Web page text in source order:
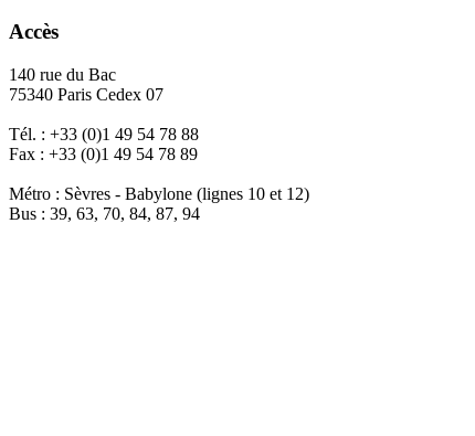
Accès
140 rue du Bac
75340 Paris Cedex 07
Tél. : +33 (0)1 49 54 78 88
Fax : +33 (0)1 49 54 78 89
Métro : Sèvres - Babylone (lignes 10 et 12)
Bus : 39, 63, 70, 84, 87, 94